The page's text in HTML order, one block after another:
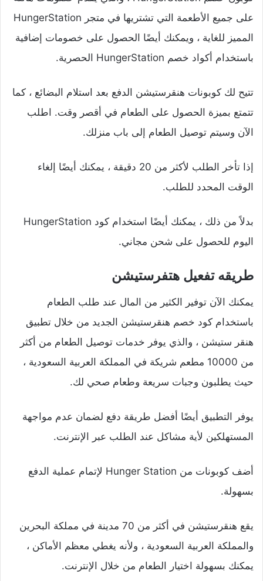
على جميع الأطعمة التي تشتريها في متجر HungerStation
المميز للغاية ، ويمكنك أيضًا الحصول على خصومات إضافية
باستخدام أكواد خصم HungerStation الحصرية.
تتيح لك كوبونات هنقرستيشن الدفع بعد استلام البضائع ، كما
تتمتع بميزة الحصول على الطعام في أقصر وقت. اطلب
الآن وسيتم توصيل الطعام إلى باب منزلك.
إذا تأخر الطلب لأكثر من 20 دقيقة ، يمكنك أيضًا إلغاء
الوقت المحدد للطلب.
بدلاً من ذلك ، يمكنك أيضًا استخدام كود HungerStation
اليوم للحصول على شحن مجاني.
طريقه تفعيل هتفرستيشن
يمكنك الآن توفير الكثير من المال عند طلب الطعام
باستخدام كود خصم هنقرستيشن الجديد من خلال تطبيق
هنقر ستيشن ، والذي يوفر خدمات توصيل الطعام من أكثر
من 10000 مطعم شريكة في المملكة العربية السعودية ،
حيث يطلبون وجبات سريعة وطعام صحي لك.
يوفر التطبيق أيضًا أفضل طريقة دفع لضمان عدم مواجهة
المستهلكين لأية مشاكل عند الطلب عبر الإنترنت.
أضف كوبونات من Hunger Station لإتمام عملية الدفع
بسهولة.
يقع هنقرستيشن في أكثر من 70 مدينة في مملكة البحرين
والمملكة العربية السعودية ، ولأنه يغطي معظم الأماكن ،
يمكنك بسهولة اختيار الطعام من خلال الإنترنت.